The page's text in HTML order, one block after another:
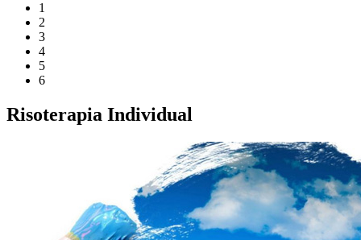
1
2
3
4
5
6
Risoterapia Individual